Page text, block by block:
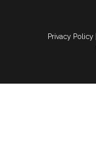
Privacy Policy|